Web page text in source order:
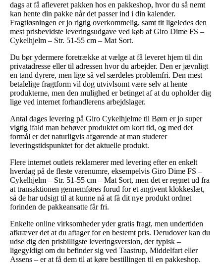
dags at få afleveret pakken hos en pakkeshop, hvor du så nemt
kan hente din pakke når det passer ind i din kalender.
Fragtløsningen er jo rigtig overkommelig, samt tit ligeledes den
mest prisbevidste leveringsudgave ved køb af Giro Dime FS –
Cykelhjelm – Str. 51-55 cm – Mat Sort.
Du bør ydermere foretrække at vælge at få leveret hjem til din
privatadresse eller til adressen hvor du arbejder. Den er jævnligt
en tand dyrere, men lige så vel særdeles problemfri. Den mest
betalelige fragtform vil dog utvivlsomt være selv at hente
produkterne, men den mulighed er betinget af at du opholder dig
lige ved internet forhandlerens arbejdslager.
Antal dages levering på Giro Cykelhjelme til Børn er jo super
vigtig ifald man behøver produktet om kort tid, og med det
formål er det naturligvis afgørende at man studerer
leveringstidspunktet for det aktuelle produkt.
Flere internet outlets reklamerer med levering efter en enkelt
hverdag på de fleste varenumre, eksempelvis Giro Dime FS –
Cykelhjelm – Str. 51-55 cm – Mat Sort, men det er regnet ud fra
at transaktionen gennemføres forud for et angivent klokkeslæt,
så de har udsigt til at kunne nå at få dit nye produkt ordnet
forinden de pakkeansatte får fri.
Enkelte online virksomheder yder gratis fragt, men undertiden
afkræver det at du aftager for en bestemt pris. Derudover kan du
udse dig den prisbilligste leveringsversion, der typisk –
ligegyldigt om du befinder sig ved Taastrup, Middelfart eller
Assens – er at få dem til at køre bestillingen til en pakkeshop.